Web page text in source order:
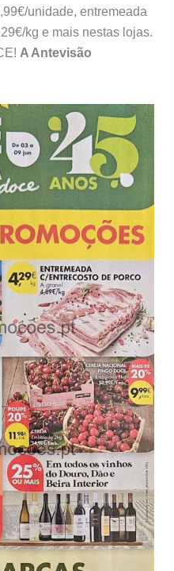
unidade, entremeada
kg e mais nestas lojas.
A Antevisão